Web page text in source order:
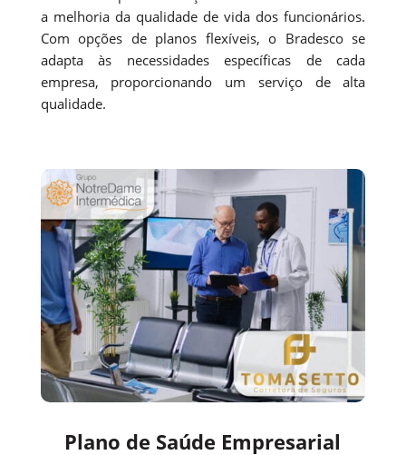
a melhoria da qualidade de vida dos funcionários.
Com opções de planos flexíveis, o Bradesco se
adapta às necessidades específicas de cada
empresa, proporcionando um serviço de alta
qualidade.
Plano de Saúde Empresarial